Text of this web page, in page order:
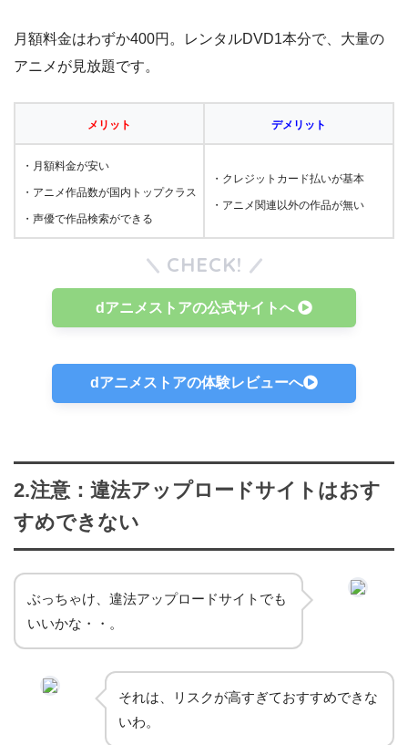
月額料金はわずか400円。レンタルDVD1本分で、大量の
アニメが見放題です。
メリット デメリット
・月額料金が安い
・アニメ作品数が国内トップクラス
・声優で作品検索ができる
・クレジットカード払いが基本
・アニメ関連以外の作品が無い
CHECK!
dアニメストアの公式サイトへ
dアニメストアの体験レビューへ
2.注意：違法アップロードサイトはおす
すめできない
ぶっちゃけ、違法アップロードサイトでも
いいかな・・。
それは、リスクが高すぎておすすめできな
いわ。